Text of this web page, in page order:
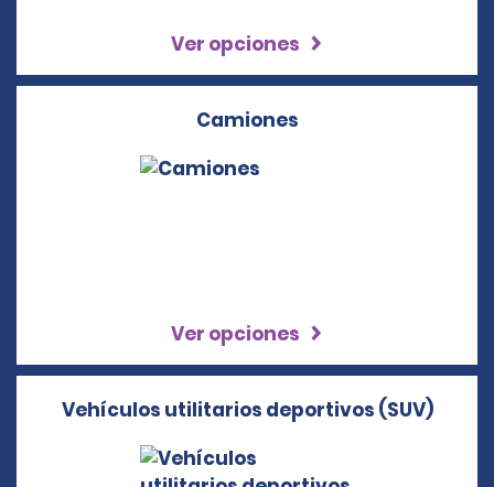
Ver opciones
Camiones
Ver opciones
Vehículos utilitarios deportivos (SUV)